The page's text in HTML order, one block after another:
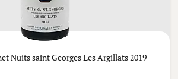
Nuits saint Georges Les Argillats 2019